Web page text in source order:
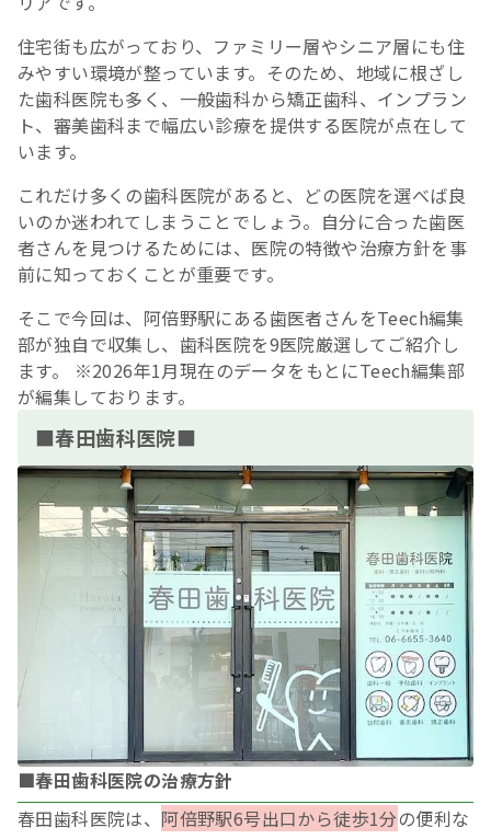
住宅街も広がっており、ファミリー層やシニア層にも住
みやすい環境が整っています。そのため、地域に根ざし
た歯科医院も多く、一般歯科から矯正歯科、インプラン
ト、審美歯科まで幅広い診療を提供する医院が点在して
います。
これだけ多くの歯科医院があると、どの医院を選べば良
いのか迷われてしまうことでしょう。自分に合った歯医
者さんを見つけるためには、医院の特徴や治療方針を事
前に知っておくことが重要です。
そこで今回は、阿倍野駅にある歯医者さんをTeech編集
部が独自で収集し、歯科医院を9医院厳選してご紹介し
ます。 ※2026年1月現在のデータをもとにTeech編集部
が編集しております。
■春田歯科医院■
■春田歯科医院の治療方針
春田歯科医院は、 阿倍野駅6号出口から徒歩1分の便利な